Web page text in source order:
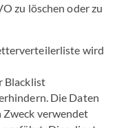
zu löschen oder zu
wird
Blacklist
Die Daten
Zweck verwendet